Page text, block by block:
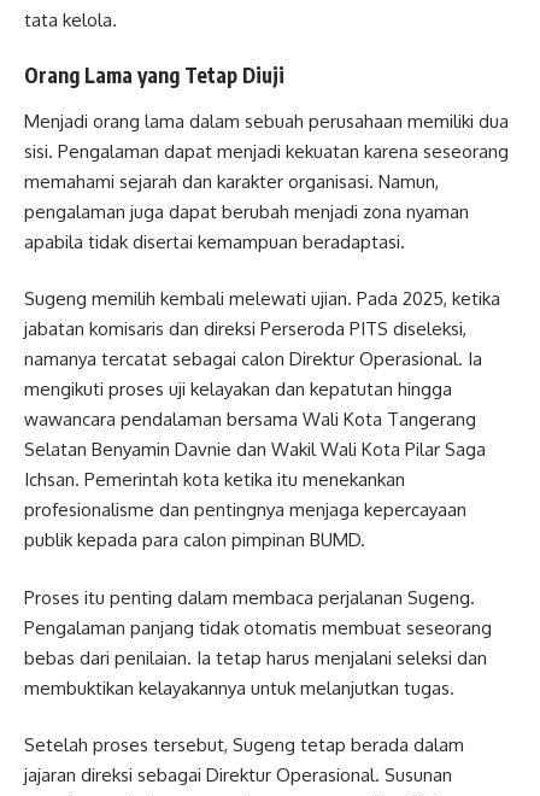
tata kelola.
Orang Lama yang Tetap Diuji
Menjadi orang lama dalam sebuah perusahaan memiliki dua
sisi. Pengalaman dapat menjadi kekuatan karena seseorang
memahami sejarah dan karakter organisasi. Namun,
pengalaman juga dapat berubah menjadi zona nyaman
apabila tidak disertai kemampuan beradaptasi.
Sugeng memilih kembali melewati ujian. Pada 2025, ketika
jabatan komisaris dan direksi Perseroda PITS diseleksi,
namanya tercatat sebagai calon Direktur Operasional. Ia
mengikuti proses uji kelayakan dan kepatutan hingga
wawancara pendalaman bersama Wali Kota Tangerang
Selatan Benyamin Davnie dan Wakil Wali Kota Pilar Saga
Ichsan. Pemerintah kota ketika itu menekankan
profesionalisme dan pentingnya menjaga kepercayaan
publik kepada para calon pimpinan BUMD.
Proses itu penting dalam membaca perjalanan Sugeng.
Pengalaman panjang tidak otomatis membuat seseorang
bebas dari penilaian. Ia tetap harus menjalani seleksi dan
membuktikan kelayakannya untuk melanjutkan tugas.
Setelah proses tersebut, Sugeng tetap berada dalam
jajaran direksi sebagai Direktur Operasional. Susunan